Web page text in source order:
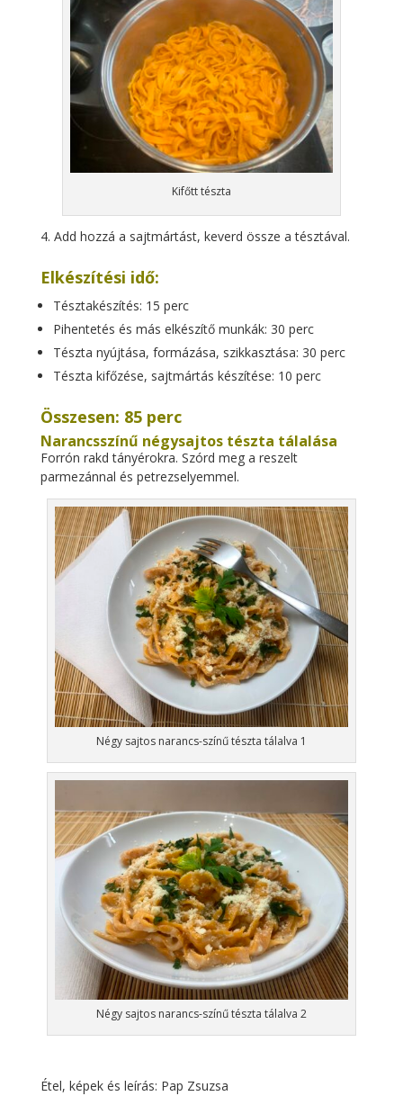
Kifőtt tészta
Add hozzá a sajtmártást, keverd össze a tésztával.
Elkészítési idő:
Tésztakészítés: 15 perc
Pihentetés és más elkészítő munkák: 30 perc
Tészta nyújtása, formázása, szikkasztása: 30 perc
Tészta kifőzése, sajtmártás készítése: 10 perc
Összesen: 85 perc
Narancsszínű négysajtos tészta tálalása
Forrón rakd tányérokra. Szórd meg a reszelt
parmezánnal és petrezselyemmel.
Négy sajtos narancs-színű tészta tálalva 1
Négy sajtos narancs-színű tészta tálalva 2
Étel, képek és leírás: Pap Zsuzsa